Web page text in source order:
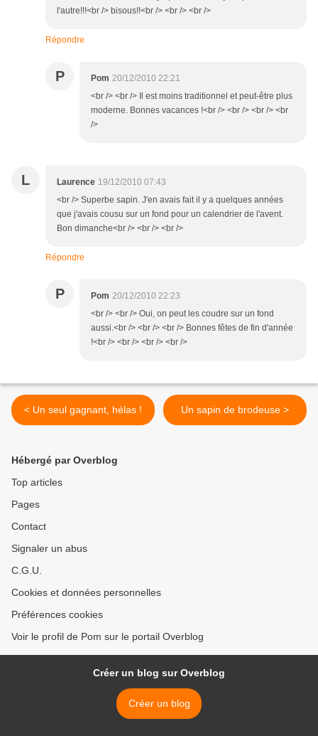
l'autre!!!<br /> bisous!!<br /> <br /> <br />
Répondre
P Pom 20/12/2010 22:21
<br /> <br /> Il est moins traditionnel et peut-être plus
moderne. Bonnes vacances !<br /> <br /> <br /> <br
/>
L Laurence 19/12/2010 07:43
<br /> Superbe sapin. J'en avais fait il y a quelques années
que j'avais cousu sur un fond pour un calendrier de l'avent.
Bon dimanche<br /> <br /> <br />
Répondre
P Pom 20/12/2010 22:23
<br /> <br /> Oui, on peut les coudre sur un fond
aussi.<br /> <br /> <br /> Bonnes fêtes de fin d'année
!<br /> <br /> <br /> <br />
< Un seul gagnant, hélas ! Un sapin de brodeuse >
Hébergé par Overblog
Top articles
Pages
Contact
Signaler un abus
C.G.U.
Cookies et données personnelles
Préférences cookies
Voir le profil de Pom sur le portail Overblog
Créer un blog sur Overblog
Créer un blog